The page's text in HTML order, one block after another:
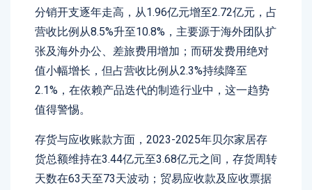
分销开支逐年走高，从1.96亿元增至2.72亿元，占
营收比例从8.5%升至10.8%，主要源于海外团队扩
张及海外办公、差旅费用增加；而研发费用绝对
值小幅增长，但占营收比例从2.3%持续降至
2.1%，在依赖产品迭代的制造行业中，这一趋势
值得警惕。
存货与应收账款方面，2023-2025年贝尔家居存
货总额维持在3.44亿元至3.68亿元之间，存货周转
天数在63天至73天波动；贸易应收款及应收票据